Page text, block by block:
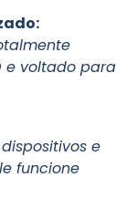
e voltado para
e
funcione